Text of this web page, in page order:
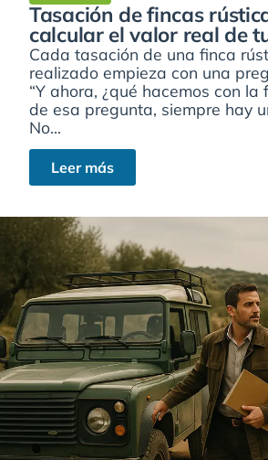
Tasación de fincas
calcular el valor real de
Cada tasación de una finca
realizado empieza con una
“Y ahora, ¿qué hacemos con la
de esa pregunta, siempre hay
No...
Leer más